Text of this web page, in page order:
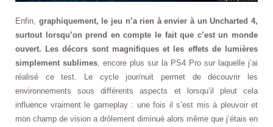
Enfin, graphiquement, le jeu n’a rien à envier à un Uncharted 4,
surtout lorsqu’on prend en compte le fait que c’est un monde
ouvert. Les décors sont magnifiques et les effets de lumières
simplement sublimes , encore plus sur la PS4 Pro sur laquelle j’ai
réalisé ce test. Le cycle jour/nuit permet de découvrir les
environnements sous différents aspects et lorsqu’il pleut cela
influence vraiment le gameplay : une fois il s’est mis à pleuvoir et
mon champ de vision a drôlement diminué alors même que j’étais en